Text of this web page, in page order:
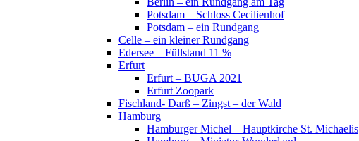
Potsdam – Schloss Cecilienhof
Potsdam – ein Rundgang
Celle – ein kleiner Rundgang
Edersee – Füllstand 11 %
Erfurt
Erfurt – BUGA 2021
Erfurt Zoopark
Fischland- Darß – Zingst – der Wald
Hamburg
Hamburger Michel – Hauptkirche St. Michaelis